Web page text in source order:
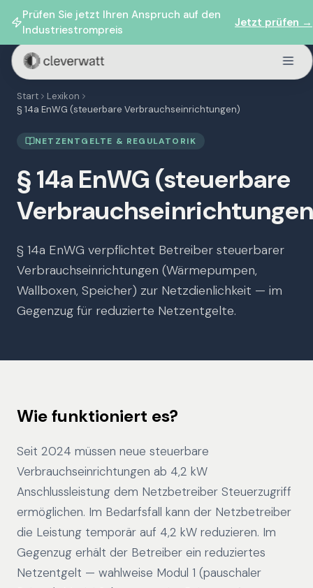
Prüfen Sie jetzt Ihren Anspruch auf den
Industriestrompreis
Jetzt prüfen →
Start
Lexikon
§ 14a EnWG (steuerbare Verbrauchseinrichtungen)
NETZENTGELTE & REGULATORIK
§ 14a EnWG (steuerbare
§ 14a EnWG verpflichtet Betreiber steuerbarer
Verbrauchseinrichtungen (Wärmepumpen,
Wallboxen, Speicher) zur Netzdienlichkeit — im
Gegenzug für reduzierte Netzentgelte.
Wie funktioniert es?
Seit 2024 müssen neue steuerbare
Verbrauchseinrichtungen ab 4,2 kW
Anschlussleistung dem Netzbetreiber Steuerzugriff
ermöglichen. Im Bedarfsfall kann der Netzbetreiber
die Leistung temporär auf 4,2 kW reduzieren. Im
Gegenzug erhält der Betreiber ein reduziertes
Netzentgelt — wahlweise Modul 1 (pauschaler